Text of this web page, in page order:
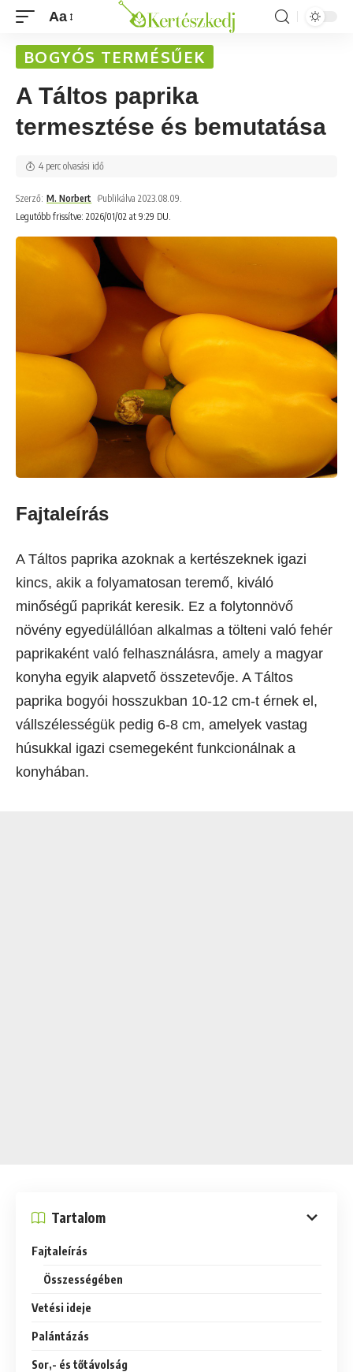
Aa
BOGYÓS TERMÉSŰEK
A Táltos paprika
termesztése és bemutatása
Legutóbb frissítve: 2026/01/02 at 9:29 DU.
Szerző: M. Norbert Publikálva 2023.08.09.
4 perc olvasási idő
Fajtaleírás
A Táltos paprika azoknak a kertészeknek igazi
kincs, akik a folyamatosan teremő, kiváló
minőségű paprikát keresik. Ez a folytonnövő
növény egyedülállóan alkalmas a tölteni való fehér
paprikaként való felhasználásra, amely a magyar
konyha egyik alapvető összetevője. A Táltos
paprika bogyói hosszukban 10-12 cm-t érnek el,
vállszélességük pedig 6-8 cm, amelyek vastag
húsukkal igazi csemegeként funkcionálnak a
konyhában.
Tartalom
Fajtaleírás
Összességében
Vetési ideje
Palántázás
Sor,- és tőtávolság